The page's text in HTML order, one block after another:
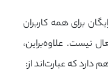
برای همه کاربران
نیست. علاوه‌براین،